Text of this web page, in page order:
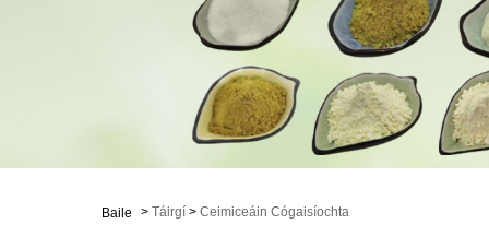
Baile > Táirgí > Ceimiceáin Cógaisíochta